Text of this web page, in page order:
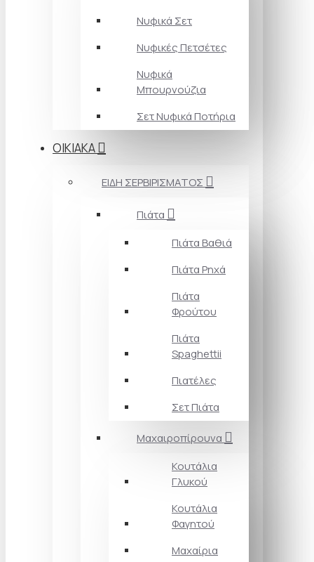
Νυφικά Σετ
Νυφικές Πετσέτες
Νυφικά
Μπουρνούζια
Σετ Νυφικά Ποτήρια
ΟΙΚΙΑΚΑ
ΕΙΔΗ ΣΕΡΒΙΡΙΣΜΑΤΟΣ
Πιάτα
Πιάτα Βαθιά
Πιάτα Ρηχά
Πιάτα
Φρούτου
Πιάτα
Spaghettii
Πιατέλες
Σετ Πιάτα
Μαχαιροπίρουνα
Κουτάλια
Γλυκού
Κουτάλια
Φαγητού
Μαχαίρια